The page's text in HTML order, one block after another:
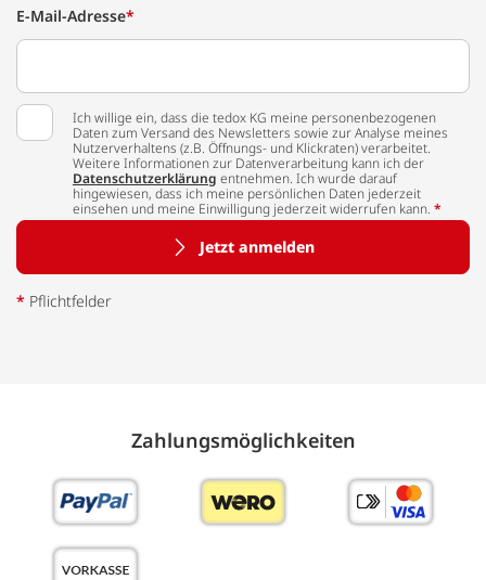
E-Mail-Adresse*
Ich willige ein, dass die tedox KG meine personenbezogenen
Daten zum Versand des Newsletters sowie zur Analyse meines
Nutzerverhaltens (z.B. Öffnungs- und Klickraten) verarbeitet.
Weitere Informationen zur Datenverarbeitung kann ich der
Datenschutzerklärung entnehmen. Ich wurde darauf
hingewiesen, dass ich meine persönlichen Daten jederzeit
einsehen und meine Einwilligung jederzeit widerrufen kann. *
Jetzt anmelden
* Pflichtfelder
Zahlungs­möglich­keiten